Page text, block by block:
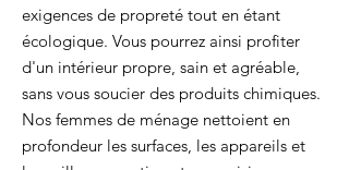
exigences de propreté tout en étant
écologique. Vous pourrez ainsi profiter
d'un intérieur propre, sain et agréable,
sans vous soucier des produits chimiques.
Nos femmes de ménage nettoient en
profondeur les surfaces, les appareils et